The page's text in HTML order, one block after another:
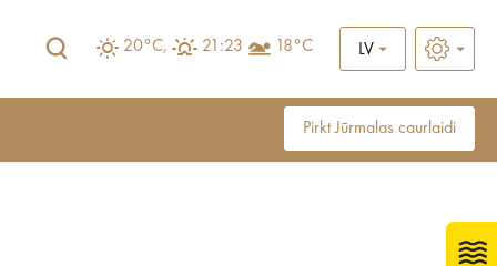
20°C, 21:23 18°C LV
Pirkt Jūrmalas caurlaidi